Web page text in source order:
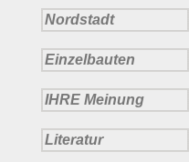
Nordstadt
Einzelbauten
IHRE Meinung
Literatur